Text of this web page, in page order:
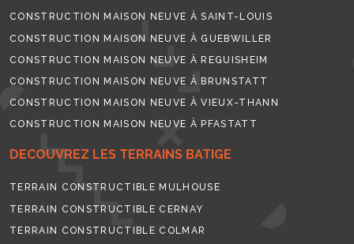
CONSTRUCTION MAISON NEUVE À SAINT-LOUIS
CONSTRUCTION MAISON NEUVE À GUEBWILLER
CONSTRUCTION MAISON NEUVE À REGUISHEIM
CONSTRUCTION MAISON NEUVE À BRUNSTATT
CONSTRUCTION MAISON NEUVE À VIEUX-THANN
CONSTRUCTION MAISON NEUVE À PFASTATT
DECOUVREZ LES TERRAINS BATIGE
TERRAIN CONSTRUCTIBLE MULHOUSE
TERRAIN CONSTRUCTIBLE CERNAY
TERRAIN CONSTRUCTIBLE COLMAR